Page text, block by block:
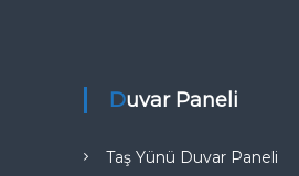
Duvar Paneli
Taş Yünü Duvar Paneli